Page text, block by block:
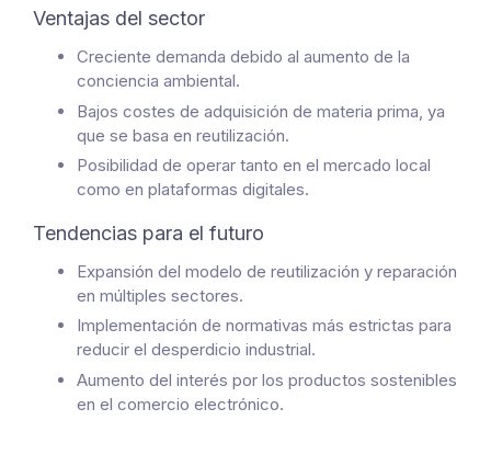
Ventajas del sector
Creciente demanda debido al aumento de la
conciencia ambiental.
Bajos costes de adquisición de materia prima, ya
que se basa en reutilización.
Posibilidad de operar tanto en el mercado local
como en plataformas digitales.
Tendencias para el futuro
Expansión del modelo de reutilización y reparación
en múltiples sectores.
Implementación de normativas más estrictas para
reducir el desperdicio industrial.
Aumento del interés por los productos sostenibles
en el comercio electrónico.